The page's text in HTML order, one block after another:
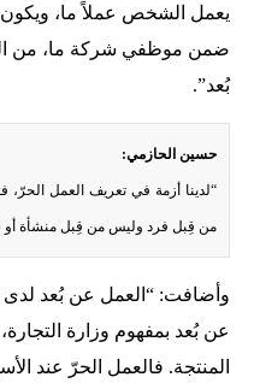
يعمل الشخص عملاً ما، ويكون
ضمن موظفي شركة ما، من
بُعد”.
حسين الحازمي:
“لدينا أزمة في تعريف العمل
من قِبل فرد وليس من قِبل منشأة
وأضافت: “العمل عن بُعد لدى
عن بُعد بمفهوم وزارة
المنتجة. فالعمل الحرّ عند